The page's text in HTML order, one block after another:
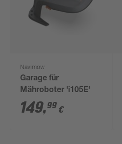
Navimow
Garage für
Mähroboter 'i105E'
149,99 €